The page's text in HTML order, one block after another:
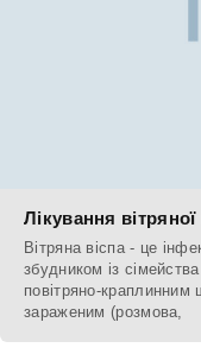
Лікування
Вітряна віспа - це
збудником із
повітряно-краплинним
зараженим (розмова,